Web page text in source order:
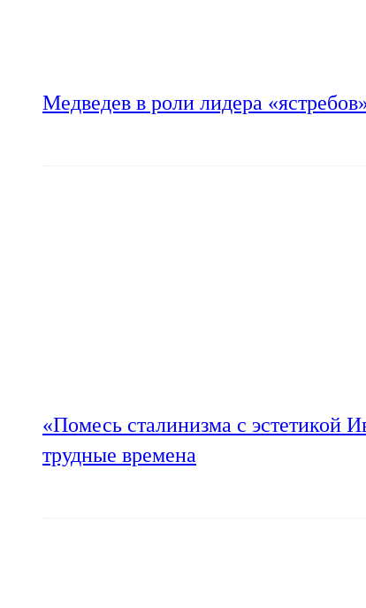
Медведев в роли лидера
«Помесь сталинизма с эстетикой
трудные времена